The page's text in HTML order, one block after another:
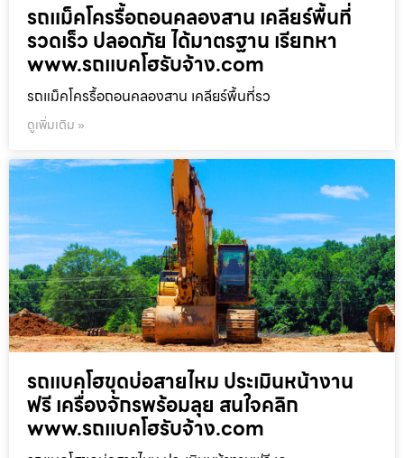
รถแม็คโครรื้อถอนคลองสาน เคลียร์พื้นที่
รวดเร็ว ปลอดภัย ได้มาตรฐาน เรียกหา
www.รถแบคโฮรับจ้าง.com
รถแม็คโครรื้อถอนคลองสาน เคลียร์พื้นที่รว
ดูเพิ่มเติม »
รถแบคโฮขุดบ่อสายไหม ประเมินหน้างาน
ฟรี เครื่องจักรพร้อมลุย สนใจคลิก
www.รถแบคโฮรับจ้าง.com